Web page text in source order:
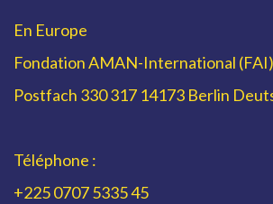
En Europe
Fondation AMAN-International (FAI)
Postfach 330 317 14173 Berlin
Téléphone :
+225 0707 5335 45